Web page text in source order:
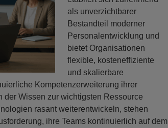
als unverzichtbarer
Bestandteil moderner
Personalentwicklung und
bietet Organisationen
flexible, kosteneffiziente
und skalierbare
Kompetenzerweiterung ihrer
der Wissen zur wichtigsten Ressource
rasant weiterentwickeln, stehen
ihre Teams kontinuierlich auf dem